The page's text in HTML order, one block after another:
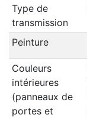
Type de
transmission
Peinture
Couleurs
intérieures
(panneaux de
portes et